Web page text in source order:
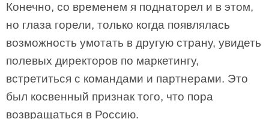
Конечно, со временем я поднаторел и в этом,
но глаза горели, только когда появлялась
возможность умотать в другую страну, увидеть
полевых директоров по маркетингу,
встретиться с командами и партнерами. Это
был косвенный признак того, что пора
возвращаться в Россию.